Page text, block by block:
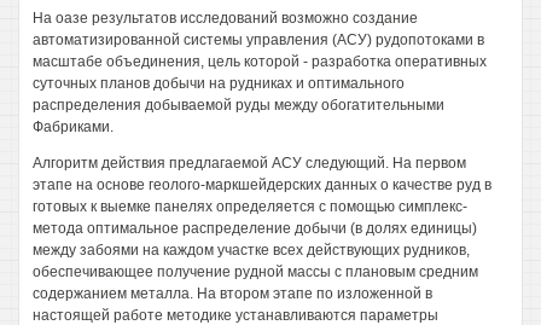
На оазе результатов исследований возможно создание
автоматизированной системы управления (АСУ) рудопотоками в
масштабе объединения, цель которой - разработка оперативных
суточных планов добычи на рудниках и оптимального
распределения добываемой руды между обогатительными
Фабриками.
Алгоритм действия предлагаемой АСУ следующий. На первом
этапе на основе геолого-маркшейдерских данных о качестве руд в
готовых к выемке панелях определяется с помощью симплекс-
метода оптимальное распределение добычи (в долях единицы)
между забоями на каждом участке всех действующих рудников,
обеспечивающее получение рудной массы с плановым средним
содержанием металла. На втором этапе по изложенной в
настоящей работе методике устанавливаются параметры